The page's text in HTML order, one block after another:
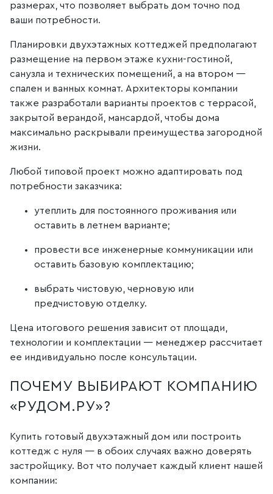
размерах, что позволяет выбрать дом точно под
ваши потребности.
Планировки двухэтажных коттеджей предполагают
размещение на первом этаже кухни-гостиной,
санузла и технических помещений, а на втором —
спален и ванных комнат. Архитекторы компании
также разработали варианты проектов с террасой,
закрытой верандой, мансардой, чтобы дома
максимально раскрывали преимущества загородной
жизни.
Любой типовой проект можно адаптировать под
потребности заказчика:
утеплить для постоянного проживания или
оставить в летнем варианте;
провести все инженерные коммуникации или
оставить базовую комплектацию;
выбрать чистовую, черновую или
предчистовую отделку.
Цена итогового решения зависит от площади,
технологии и комплектации — менеджер рассчитает
ее индивидуально после консультации.
ПОЧЕМУ ВЫБИРАЮТ КОМПАНИЮ
«РУДОМ.РУ»?
Купить готовый двухэтажный дом или построить
коттедж с нуля — в обоих случаях важно доверять
застройщику. Вот что получает каждый клиент нашей
компании: